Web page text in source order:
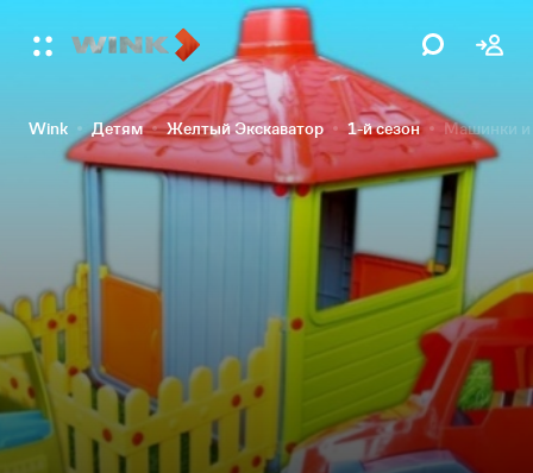
Wink Детям Желтый Экскаватор 1-й сезон Машинки и